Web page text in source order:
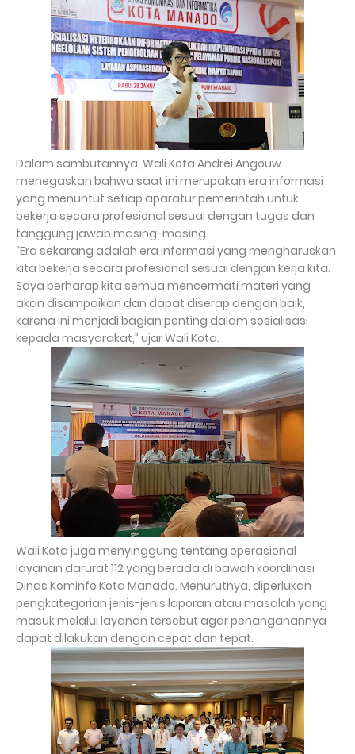
Dalam sambutannya, Wali Kota Andrei Angouw
menegaskan bahwa saat ini merupakan era informasi
yang menuntut setiap aparatur pemerintah untuk
bekerja secara profesional sesuai dengan tugas dan
tanggung jawab masing-masing.
“Era sekarang adalah era informasi yang mengharuskan
kita bekerja secara profesional sesuai dengan kerja kita.
Saya berharap kita semua mencermati materi yang
akan disampaikan dan dapat diserap dengan baik,
karena ini menjadi bagian penting dalam sosialisasi
kepada masyarakat,” ujar Wali Kota.
Wali Kota juga menyinggung tentang operasional
layanan darurat 112 yang berada di bawah koordinasi
Dinas Kominfo Kota Manado. Menurutnya, diperlukan
pengkategorian jenis-jenis laporan atau masalah yang
masuk melalui layanan tersebut agar penanganannya
dapat dilakukan dengan cepat dan tepat.